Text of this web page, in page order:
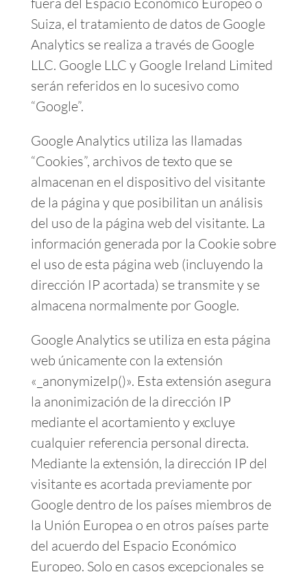
Suiza, el tratamiento de datos de Google
Analytics se realiza a través de Google
LLC. Google LLC y Google Ireland Limited
serán referidos en lo sucesivo como
“Google”.
Google Analytics utiliza las llamadas
“Cookies”, archivos de texto que se
almacenan en el dispositivo del visitante
de la página y que posibilitan un análisis
del uso de la página web del visitante. La
información generada por la Cookie sobre
el uso de esta página web (incluyendo la
dirección IP acortada) se transmite y se
almacena normalmente por Google.
Google Analytics se utiliza en esta página
web únicamente con la extensión
«_anonymizeIp()». Esta extensión asegura
la anonimización de la dirección IP
mediante el acortamiento y excluye
cualquier referencia personal directa.
Mediante la extensión, la dirección IP del
visitante es acortada previamente por
Google dentro de los países miembros de
la Unión Europea o en otros países parte
del acuerdo del Espacio Económico
Europeo. Solo en casos excepcionales se